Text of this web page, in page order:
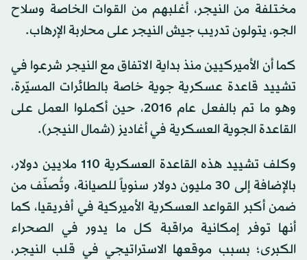
مختلفة من النيجر، أغلبهم من القوات الخاصة وسلاح
الجو، يتولون تدريب جيش النيجر على محاربة الإرهاب.
كما أن الأميركيين منذ بداية الاتفاق مع النيجر شرعوا في
تشييد قاعدة عسكرية جوية خاصة بالطائرات المسيّرة،
وهو ما تم بالفعل عام 2016، حين أكملوا العمل على
القاعدة الجوية العسكرية في أغاديز (شمال النيجر).
وكلف تشييد هذه القاعدة العسكرية 110 ملايين دولار،
بالإضافة إلى 30 مليون دولار سنوياً للصيانة، وتُصنّف من
ضمن أكبر القواعد العسكرية الأميركية في أفريقيا، كما
أنها توفر إمكانية مراقبة كل ما يدور في الصحراء
الكبرى؛ بسبب موقعها الاستراتيجي في قلب النيجر،